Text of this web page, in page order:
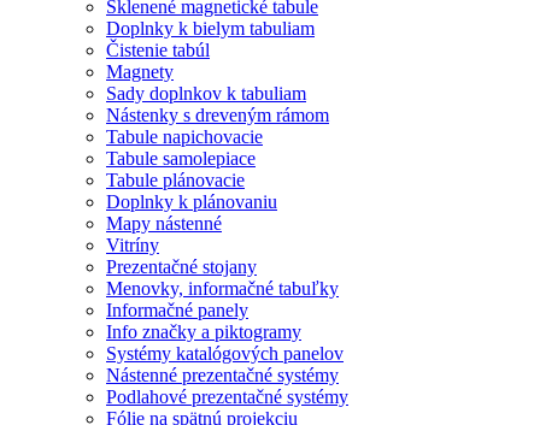
Sklenené magnetické tabule
Doplnky k bielym tabuliam
Čistenie tabúl
Magnety
Sady doplnkov k tabuliam
Nástenky s dreveným rámom
Tabule napichovacie
Tabule samolepiace
Tabule plánovacie
Doplnky k plánovaniu
Mapy nástenné
Vitríny
Prezentačné stojany
Menovky, informačné tabuľky
Informačné panely
Info značky a piktogramy
Systémy katalógových panelov
Nástenné prezentačné systémy
Podlahové prezentačné systémy
Fólie na spätnú projekciu